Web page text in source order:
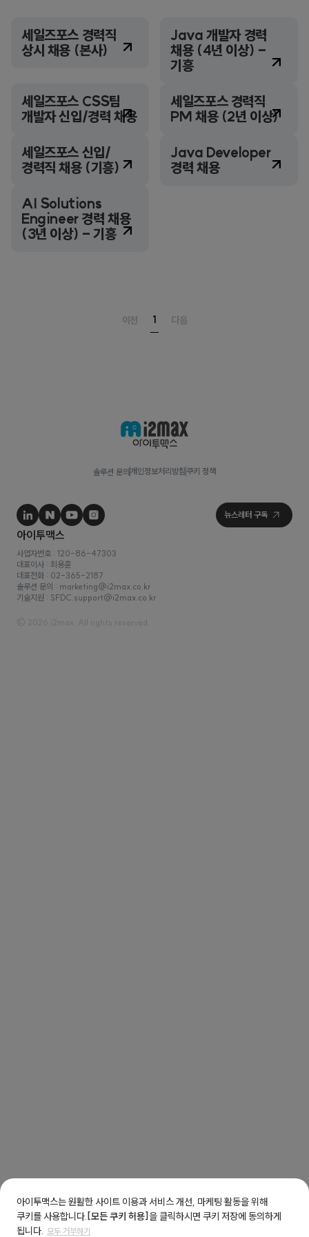
세일즈포스 경력직
상시 채용 (본사)
Java 개발자 경력
채용 (4년 이상) -
기흥
세일즈포스 CSS팀
개발자 신입/경력 채용
세일즈포스 경력직
PM 채용 (2년 이상)
세일즈포스 신입/
경력직 채용 (기흥)
Java Developer
경력 채용
AI Solutions
Engineer 경력 채용
(3년 이상) - 기흥
이전 1 다음
솔루션 문의 개인정보처리방침 쿠키 정책
사업자번호 : 120-86-47303
대표이사 : 최용훈
© 2026 i2max. All rights reserved.
솔루션 문의 : marketing@i2max.co.kr
기술지원 : SFDC.support@i2max.co.kr
대표전화 : 02-365-2187
아이투맥스는 원활한 사이트 이용과 서비스 개선, 마케팅 활동을 위해
쿠키를 사용합니다. [모든 쿠키 허용]을 클릭하시면 쿠키 저장에 동의하게
됩니다. 모두 거부하기